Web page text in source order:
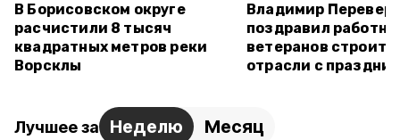
В Борисовском округе
расчистили 8 тысяч
квадратных метров реки
Ворсклы
Владимир
поздравил
ветеранов
отрасли с
Лучшее за Неделю Месяц